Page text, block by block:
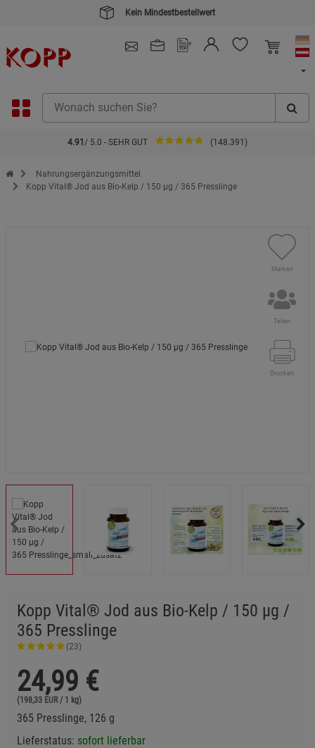
Kein Mindestbestellwert
4.91 / 5.0 - SEHR GUT (148.391)
Zur Startseite des Kopp Verlag Online-Shop
Nahrungsergänzungsmittel
Kopp Vital® Jod aus Bio-Kelp / 150 µg / 365 Presslinge
Merken
Teilen
Drucken
Kopp Vital® Jod aus Bio-Kelp / 150 µg /
365 Presslinge
(23)
24,99 €
(198,33 EUR / 1 kg)
365 Presslinge, 126 g
Lieferstatus: sofort lieferbar